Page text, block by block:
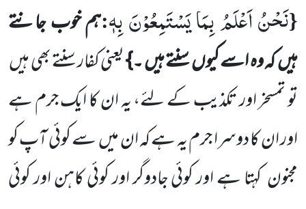
{نَحْنُ اَعْلَمُ بِمَا یَسْتَمِعُوْنَ بِهٖ:ہم خوب جانتے
ہیںکہ وہ اسے کیوںسنتے ہیں ۔}یعنی کفار سنتے بھی ہیں
تو تمسخر اور تکذیب کے لئے، یہ ان کا ایک جرم ہے
اور ان کا دوسرا جرم یہ ہے کہ ان میںسے کوئی آپ کو
مجنونکہتا ہے اور کوئی جادوگر اور کوئی کاہن اور کوئی